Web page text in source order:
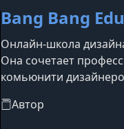
Bang Bang
Онлайн-школа
Она сочетает
комьюнити
Автор